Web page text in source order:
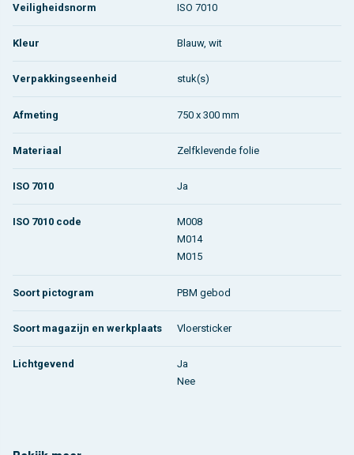
Veiligheidsnorm ISO 7010
Kleur Blauw, wit
Verpakkingseenheid stuk(s)
Afmeting 750 x 300 mm
Materiaal Zelfklevende folie
ISO 7010 Ja
ISO 7010 code
M008
M014
M015
Soort pictogram PBM gebod
Soort magazijn en werkplaats Vloersticker
Lichtgevend
Ja
Nee